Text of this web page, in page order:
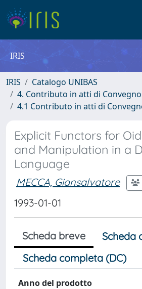
IRIS
IRIS
Catalogo UNIBAS
4. Contributo in atti di Convegno
4.1 Contributo in atti di
Explicit Functors for
and Manipulation in a
Language
MECCA, Giansalvatore
1993-01-01
Scheda breve
Scheda
Scheda completa (DC)
Anno del prodotto